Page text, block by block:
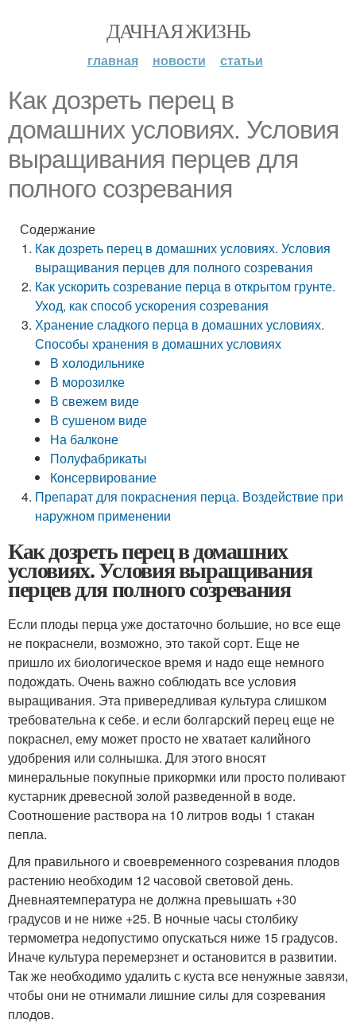
ДАЧНАЯ ЖИЗНЬ
главная новости статьи
Как дозреть перец в
домашних условиях. Условия
выращивания перцев для
полного созревания
Содержание
Как дозреть перец в домашних условиях. Условия
выращивания перцев для полного созревания
Как ускорить созревание перца в открытом грунте.
Уход, как способ ускорения созревания
Хранение сладкого перца в домашних условиях.
Способы хранения в домашних условиях
В холодильнике
В морозилке
В свежем виде
В сушеном виде
На балконе
Полуфабрикаты
Консервирование
Препарат для покраснения перца. Воздействие при
наружном применении
Как дозреть перец в домашних
условиях. Условия выращивания
перцев для полного созревания
Если плоды перца уже достаточно большие, но все еще
не покраснели, возможно, это такой сорт. Еще не
пришло их биологическое время и надо еще немного
подождать. Очень важно соблюдать все условия
выращивания. Эта привередливая культура слишком
требовательна к себе. и если болгарский перец еще не
покраснел, ему может просто не хватает калийного
удобрения или солнышка. Для этого вносят
минеральные покупные прикормки или просто поливают
кустарник древесной золой разведенной в воде.
Соотношение раствора на 10 литров воды 1 стакан
пепла.
Для правильного и своевременного созревания плодов
растению необходим 12 часовой световой день.
Дневнаятемпература не должна превышать +30
градусов и не ниже +25. В ночные часы столбику
термометра недопустимо опускаться ниже 15 градусов.
Иначе культура перемерзнет и остановится в развитии.
Так же необходимо удалить с куста все ненужные завязи,
чтобы они не отнимали лишние силы для созревания
плодов.